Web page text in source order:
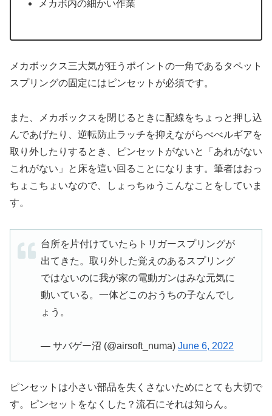
メカボ内の細かい作業
メカボックス三大気が狂うポイントの一角であるタペット
スプリングの固定にはピンセットが必須です。
また、メカボックスを閉じるときに配線をちょっと押し込
んであげたり、逆転防止ラッチを抑えながらべべルギアを
取り外したりするとき、ピンセットがないと「あれがない
これがない」と床を這い回ることになります。筆者はおっ
ちょこちょいなので、しょっちゅうこんなことをしていま
す。
台所を片付けていたらトリガースプリングが
出てきた。取り外した覚えのあるスプリング
ではないのに我が家の電動ガンはみな元気に
動いている。一体どこのおうちの子なんでし
ょう。
— サバゲー沼 (@airsoft_numa) June 6, 2022
ピンセットは小さい部品を失くさないためにとても大切で
す。ピンセットをなくした？流石にそれは知らん。